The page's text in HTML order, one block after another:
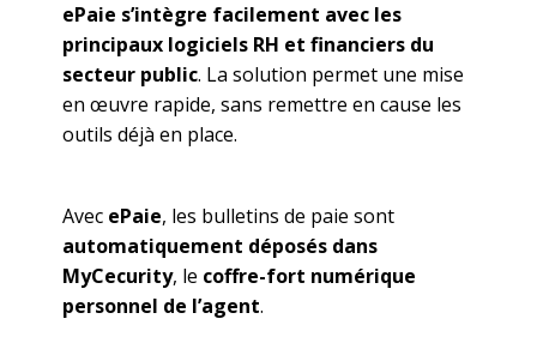
ePaie s’intègre facilement avec les
principaux logiciels RH et financiers du
secteur public. La solution permet une mise
en œuvre rapide, sans remettre en cause les
outils déjà en place.
Avec ePaie, les bulletins de paie sont
automatiquement déposés dans
MyCecurity, le coffre-fort numérique
personnel de l’agent.